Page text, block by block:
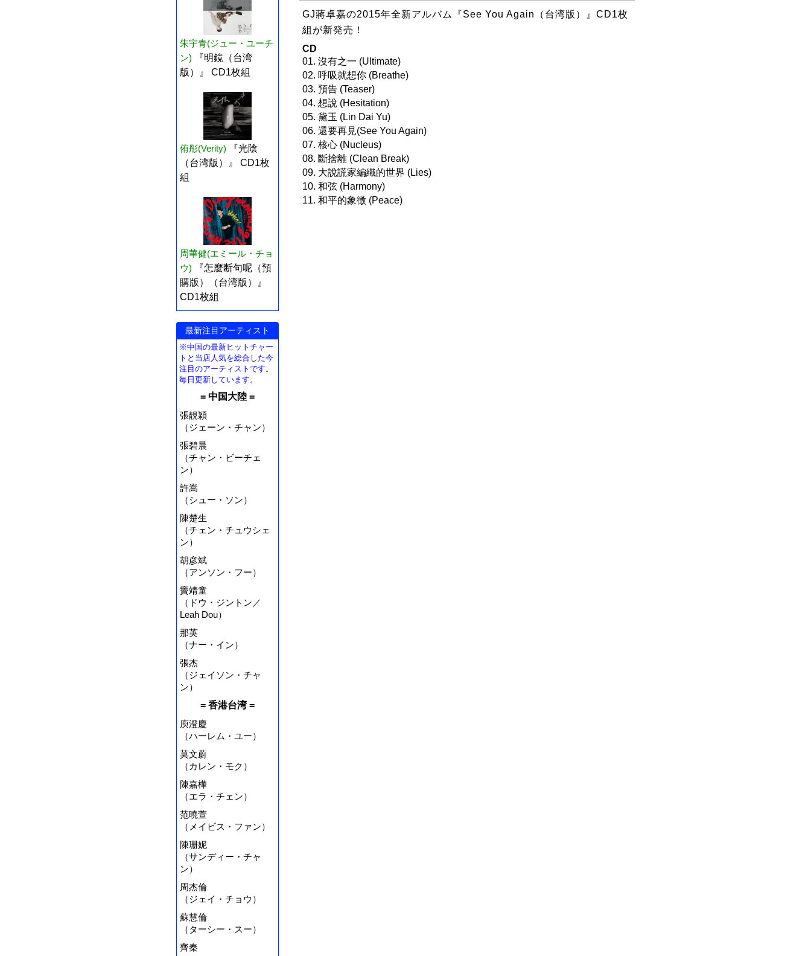
朱宇青(ジュー・ユーチ
ン)
『明鏡（台湾
版）』 CD1枚組
侑彤(Verity)
『光陰
（台湾版）』 CD1枚
組
周華健(エミール・チョ
ウ)
『怎麼断句呢（預
購版）（台湾版）』
CD1枚組
最新注目アーティスト
※中国の最新ヒットチャー
トと当店人気を総合した今
注目のアーティストです。
毎日更新しています。
= 中国大陸 =
張靚穎
（ジェーン・チャン）
張碧晨
（チャン・ビーチェ
ン）
許嵩
（シュー・ソン）
陳楚生
（チェン・チュウシェ
ン）
胡彦斌
（アンソン・フー）
竇靖童
（ドウ・ジントン／
Leah Dou）
那英
（ナー・イン）
張杰
（ジェイソン・チャ
ン）
= 香港台湾 =
庾澄慶
（ハーレム・ユー）
莫文蔚
（カレン・モク）
陳嘉樺
（エラ・チェン）
范曉萱
（メイビス・ファン）
陳珊妮
（サンディー・チャ
ン）
周杰倫
（ジェイ・チョウ）
蘇慧倫
（ターシー・スー）
齊秦
GJ蔣卓嘉の2015年全新アルバム『See You Again（台湾版）』CD1枚
組が新発売！
CD
01. 沒有之一 (Ultimate)
02. 呼吸就想你 (Breathe)
03. 預告 (Teaser)
04. 想說 (Hesitation)
05. 黛玉 (Lin Dai Yu)
06. 還要再見(See You Again)
07. 核心 (Nucleus)
08. 斷捨離 (Clean Break)
09. 大說謊家編織的世界 (Lies)
10. 和弦 (Harmony)
11. 和平的象徵 (Peace)